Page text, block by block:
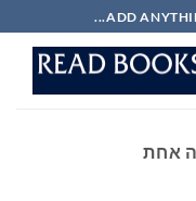
ADD
אחת